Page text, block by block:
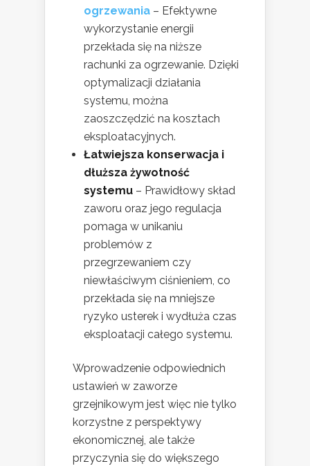
ogrzewania – Efektywne
wykorzystanie energii
przekłada się na niższe
rachunki za ogrzewanie. Dzięki
optymalizacji działania
systemu, można
zaoszczędzić na kosztach
eksploatacyjnych.
Łatwiejsza konserwacja i
dłuższa żywotność
systemu – Prawidłowy skład
zaworu oraz jego regulacja
pomaga w unikaniu
problemów z
przegrzewaniem czy
niewłaściwym ciśnieniem, co
przekłada się na mniejsze
ryzyko usterek i wydłuża czas
eksploatacji całego systemu.
Wprowadzenie odpowiednich
ustawień w zaworze
grzejnikowym jest więc nie tylko
korzystne z perspektywy
ekonomicznej, ale także
przyczynia się do większego